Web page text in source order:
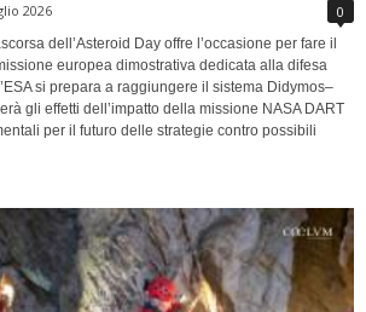
2026 0
dell’Asteroid Day offre l’occasione per fare il
europea dimostrativa dedicata alla difesa
si prepara a raggiungere il sistema Didymos–
gli effetti dell’impatto della missione NASA DART
per il futuro delle strategie contro possibili